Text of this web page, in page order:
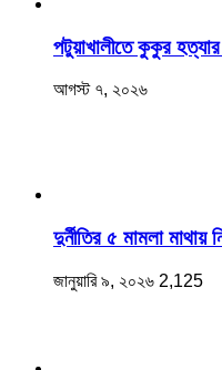
পটুয়াখালীতে কুকুর হত্যার
আগস্ট ৭, ২০২৬
দুর্নীতির ৫ মামলা মাথায়
জানুয়ারি ৯, ২০২৬ 2,125